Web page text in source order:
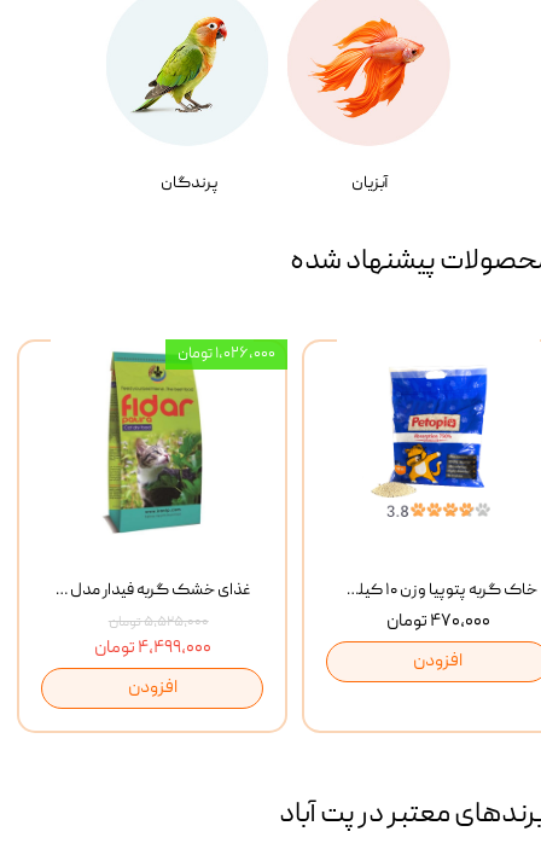
آبزیان پرندگان
پیشنهاد شده
غذای خشک گربه فیدار مدل Adult وزن 10 کیلوگرم
۵,۵۲۵,۰۰۰ تومان
۴,۴۹۹,۰۰۰ تومان
افزودن
۱,۰۲۶,۰۰۰ تومان
خاک گربه پتوپیا وزن ۱۰ کیلوگرم
۴۷۰,۰۰۰ تومان
افزودن
معتبر در پت آباد